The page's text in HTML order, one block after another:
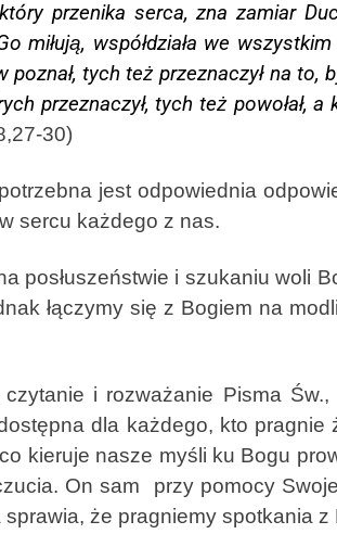
przenika serca, zna zamiar
współdziała we
tych też przeznaczył na
przeznaczył, tych też powołał, a
30)
jest odpowiednia
sercu każdego z nas.
i szukaniu woli
łączymy się z Bogiem na
i rozważanie Pisma Św.,
dla każdego, kto
kieruje nasze myśli ku Bogu
On sam przy pomocy
że pragniemy spotkania